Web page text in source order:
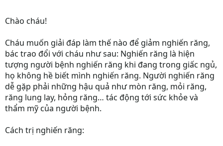
Chào cháu!
Cháu muốn giải đáp làm thế nào để giảm nghiến răng,
bác trao đổi với cháu như sau: Nghiến răng là hiện
tượng người bệnh nghiến răng khi đang trong giấc ngủ,
họ không hề biết mình nghiến răng. Người nghiến răng
dễ gặp phải những hậu quả như mòn răng, mỏi răng,
răng lung lay, hỏng răng… tác động tới sức khỏe và
thẩm mỹ của người bệnh.
Cách trị nghiến răng: